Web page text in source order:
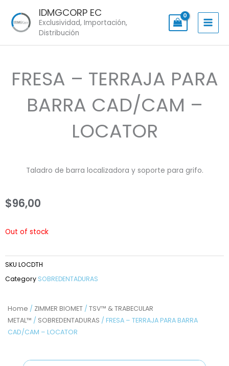
content
IDMGCORP EC
Exclusividad, Importación,
Distribución
Home / ZIMMER BIOMET / TSV™ & TRABECULAR
METAL™ / SOBREDENTADURAS / FRESA – TERRAJA PARA BARRA
CAD/CAM – LOCATOR
FRESA – TERRAJA PARA
BARRA CAD/CAM –
LOCATOR
Taladro de barra localizadora y soporte para grifo.
$96,00
Out of stock
SKU LOCDTH
Category SOBREDENTADURAS